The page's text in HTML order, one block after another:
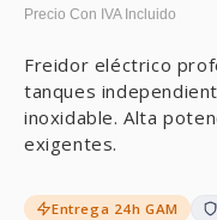
Freidor eléctrico
tanques
inoxidable. Alta
exigentes.
Entrega 24h GAM